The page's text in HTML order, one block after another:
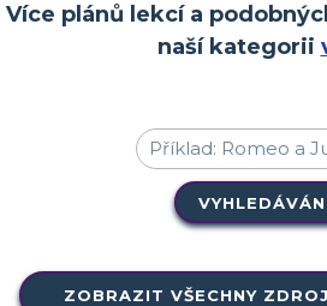
Více plánů lekcí a
naší kategorii
ZOBRAZIT VŠECHNY